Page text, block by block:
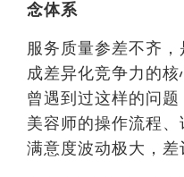
念体系
服务质量参差不齐
成差异化竞争力的
曾遇到过这样的问
美容师的操作流程
满意度波动极大，差